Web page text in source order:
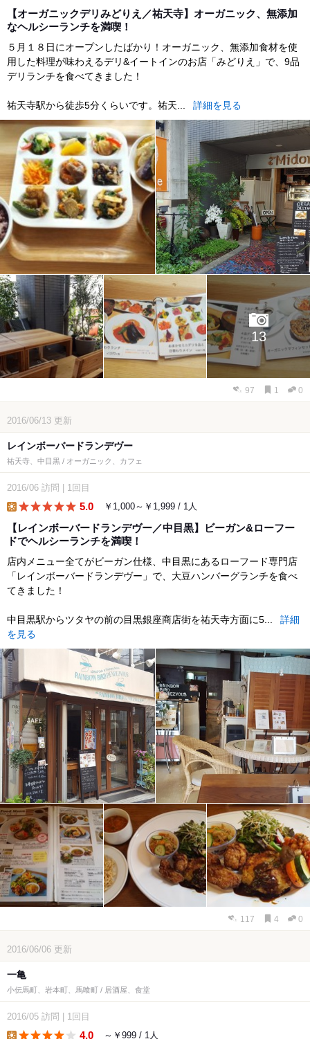
【オーガニックデリみどりえ／祐天寺】オーガニック、無添加
なヘルシーランチを満喫！
５月１８日にオープンしたばかり！オーガニック、無添加食材を使
用した料理が味わえるデリ&イートインのお店「みどりえ」で、9品
デリランチを食べてきました！
祐天寺駅から徒歩5分くらいです。祐天... 詳細を見る
13
97 1 0
2016/06/13 更新
レインボーバードランデヴー
祐天寺、中目黒 / オーガニック、カフェ
2016/06 訪問 1回目
5.0 ￥1,000～￥1,999 / 1人
【レインボーバードランデヴー／中目黒】ビーガン&ローフー
ドでヘルシーランチを満喫！
店内メニュー全てがビーガン仕様、中目黒にあるローフード専門店
「レインボーバードランデヴー」で、大豆ハンバーグランチを食べ
てきました！
中目黒駅からツタヤの前の目黒銀座商店街を祐天寺方面に5...
詳細
を見る
117 4 0
2016/06/06 更新
一亀
小伝馬町、岩本町、馬喰町 / 居酒屋、食堂
2016/05 訪問 1回目
4.0 ～￥999 / 1人